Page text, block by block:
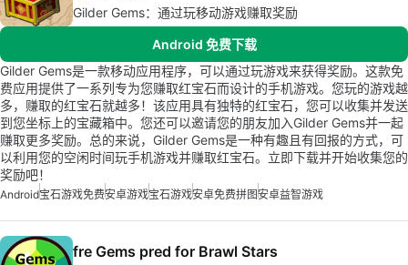
Gilder Gems：通过玩移动游戏赚取奖励
Android 免费下载
Gilder Gems是一款移动应用程序，可以通过玩游戏来获得奖励。这款免
费应用提供了一系列专为您赚取红宝石而设计的手机游戏。您玩的游戏越
多，赚取的红宝石就越多！该应用具有独特的红宝石，您可以收集并发送
到您坐标上的宝藏箱中。您还可以邀请您的朋友加入Gilder Gems并一起
赚取更多奖励。总的来说，Gilder Gems是一种有趣且有回报的方式，可
以利用您的空闲时间玩手机游戏并赚取红宝石。立即下载并开始收集您的
奖励吧！
Android宝石游戏免费安卓游戏宝石游戏安卓免费拼图安卓益智游戏
fre Gems pred for Brawl Stars